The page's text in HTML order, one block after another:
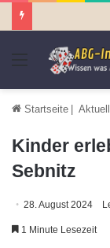
Menü
Startseite |
Kinder
Sebnitz
28. August 2024
1 Minute Lesezeit